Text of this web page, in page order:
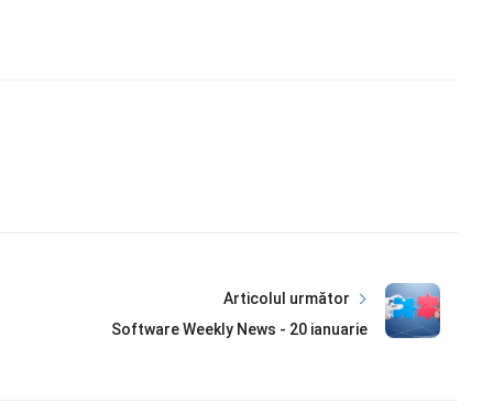
Articolul următor
Software Weekly News - 20 ianuarie